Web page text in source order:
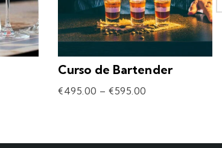
Curso de Bartender
€495.00 – €595.00